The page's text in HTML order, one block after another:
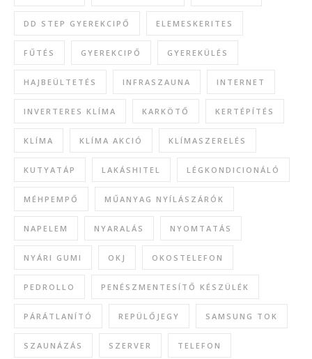
DD STEP GYEREKCIPŐ ELEMESKERITES
FŰTÉS GYEREKCIPŐ GYEREKÜLÉS
HAJBEÜLTETÉS INFRASZAUNA INTERNET
INVERTERES KLÍMA KARKÖTŐ KERTÉPÍTÉS
KLÍMA KLÍMA AKCIÓ KLÍMASZERELÉS
KUTYATÁP LAKÁSHITEL LÉGKONDICIONÁLÓ
MÉHPEMPŐ MŰANYAG NYÍLÁSZÁRÓK
NAPELEM NYARALÁS NYOMTATÁS
NYÁRI GUMI OKJ OKOSTELEFON
PEDROLLO PENÉSZMENTESÍTŐ KÉSZÜLÉK
PÁRÁTLANÍTÓ REPÜLŐJEGY SAMSUNG TOK
SZAUNÁZÁS SZERVER TELEFON